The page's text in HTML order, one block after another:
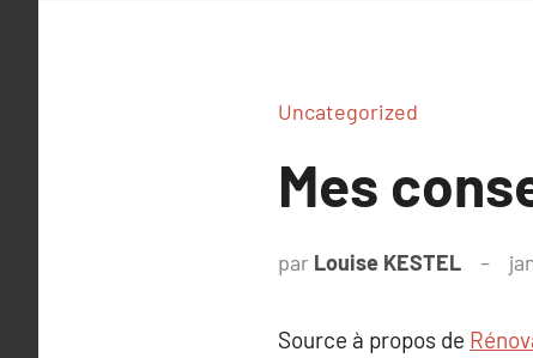
Uncategorized
Mes
par Louise KESTEL
Source à propos de